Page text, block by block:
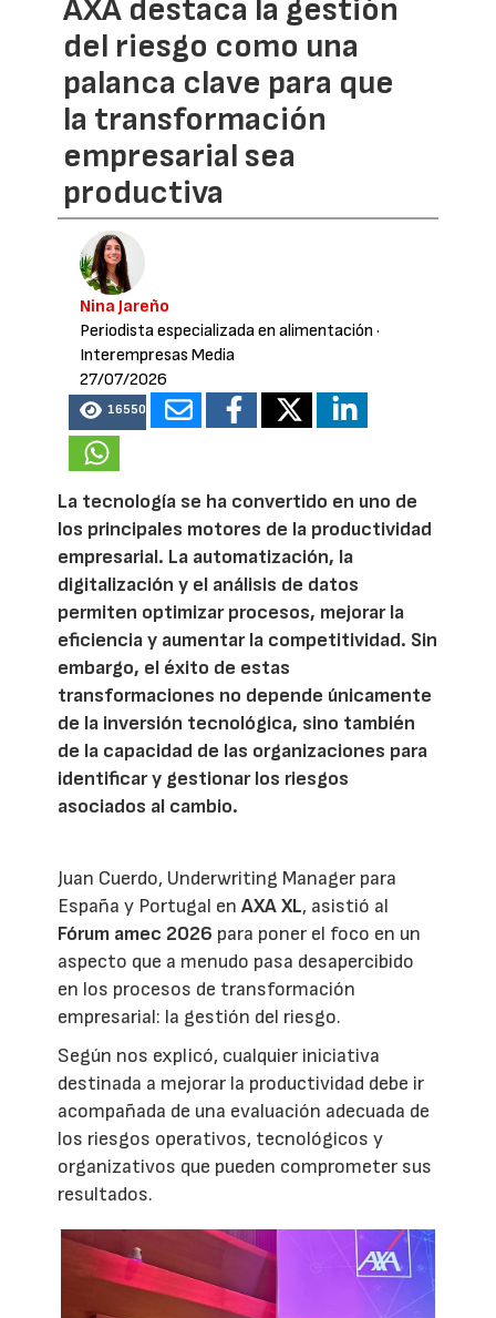
AXA destaca la gestión
del riesgo como una
palanca clave para que
la transformación
empresarial sea
productiva
Nina Jareño
Periodista especializada en alimentación ·
Interempresas Media
27/07/2026
16550
La tecnología se ha convertido en uno de
los principales motores de la productividad
empresarial. La automatización, la
digitalización y el análisis de datos
permiten optimizar procesos, mejorar la
eficiencia y aumentar la competitividad. Sin
embargo, el éxito de estas
transformaciones no depende únicamente
de la inversión tecnológica, sino también
de la capacidad de las organizaciones para
identificar y gestionar los riesgos
asociados al cambio.
Juan Cuerdo, Underwriting Manager para
España y Portugal enAXA XL, asistió al
Fórum amec 2026 para poner el foco en un
aspecto que a menudo pasa desapercibido
en los procesos de transformación
empresarial: la gestión del riesgo.
Según nos explicó, cualquier iniciativa
destinada a mejorar la productividad debe ir
acompañada de una evaluación adecuada de
los riesgos operativos, tecnológicos y
organizativos que pueden comprometer sus
resultados.